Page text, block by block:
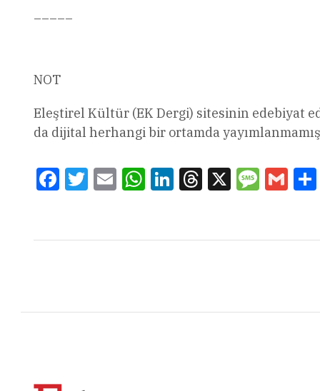
NOT
Eleştirel Kültür (EK Dergi) sitesinin edebiyat
da dijital herhangi bir ortamda
FacebookTwitterEmail WhatsAppLinkedInThreads
X Message
Gmail